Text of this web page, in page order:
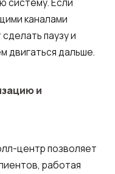
каналами
паузу и
двигаться дальше.
и
центр позволяет
работая